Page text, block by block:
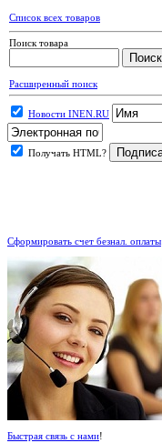
Список всех товаров
Поиск товара
Расширенный поиск
Новости INEN.RU
Получать HTML?
Сформировать счет безнал. оплаты
Быстрая связь с нами!